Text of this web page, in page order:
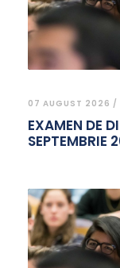
07 AUGUST 2026 /
EXAMEN DE
SEPTEMBRIE